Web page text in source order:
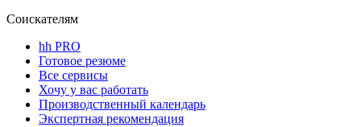
Соискателям
hh PRO
Готовое резюме
Все сервисы
Хочу у вас работать
Производственный календарь
Экспертная рекомендация